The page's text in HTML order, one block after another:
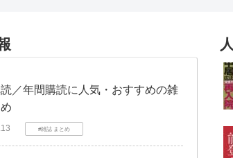
／年間購読に人気・おすすめの雑
#雑誌 まとめ